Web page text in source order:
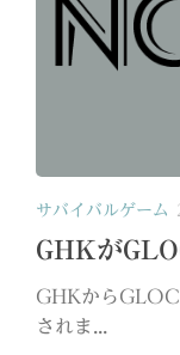
サバイバルゲーム
GHKが
GHKから
されま...